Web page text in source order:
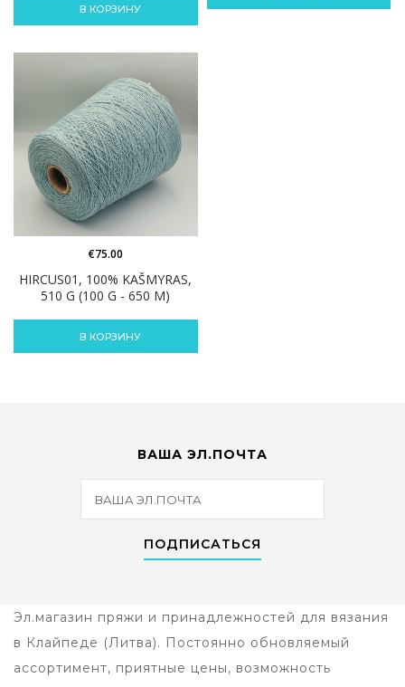
В КОРЗИНУ
HIRCUS01, 100% KAŠMYRAS,
510 G (100 G - 650 M)
€75.00
В КОРЗИНУ
ВАША ЭЛ.ПОЧТА
ПОДПИСАТЬСЯ
Эл.магазин пряжи и принадлежностей для вязания
в Клайпеде (Литва). Постоянно обновляемый
ассортимент, приятные цены, возможность